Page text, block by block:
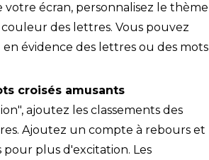
votre écran, personnalisez le thème
des lettres. Vous pouvez
évidence des lettres ou des mots
croisés amusants
ajoutez les classements des
Ajoutez un compte à rebours et
plus d'excitation. Les